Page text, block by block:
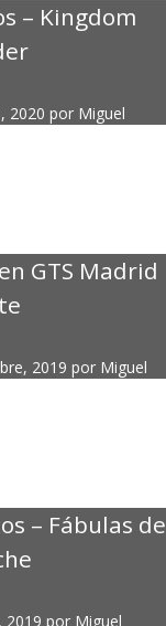
– Kingdom
2020 por Miguel
GTS Madrid
2019 por Miguel
– Fábulas de
2019 por Miguel